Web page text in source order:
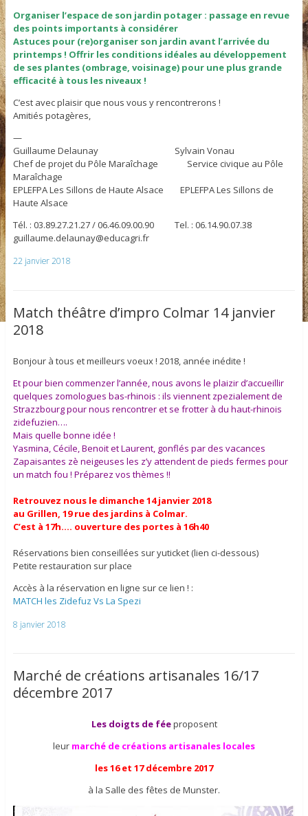
Organiser l’espace de son jardin potager : passage en revue
des points importants à considérer
Astuces pour (re)organiser son jardin avant l’arrivée du
printemps ! Offrir les conditions idéales au développement
de ses plantes (ombrage, voisinage) pour une plus grande
efficacité à tous les niveaux !
C’est avec plaisir que nous vous y rencontrerons !
Amitiés potagères,
—
Guillaume Delaunay Sylvain Vonau
Chef de projet du Pôle Maraîchage Service civique au Pôle
Maraîchage
EPLEFPA Les Sillons de Haute Alsace EPLEFPA Les Sillons de
Haute Alsace
Tél. : 03.89.27.21.27 / 06.46.09.00.90 Tel. : 06.14.90.07.38
guillaume.delaunay@educagri.fr
22 janvier 2018
Match théâtre d’impro Colmar 14 janvier
2018
Bonjour à tous et meilleurs voeux ! 2018, année inédite !
Et pour bien commenzer l’année, nous avons le plaizir d’accueillir
quelques zomologues bas-rhinois : ils viennent zpezialement de
Strazzbourg pour nous rencontrer et se frotter à du haut-rhinois
zidefuzien….
Mais quelle bonne idée !
Yasmina, Cécile, Benoit et Laurent, gonflés par des vacances
Zapaisantes zè neigeuses les z’y attendent de pieds fermes pour
un match fou ! Préparez vos thèmes !!
Retrouvez nous le dimanche 14 janvier 2018
au Grillen, 19 rue des jardins à Colmar.
C’est à 17h…. ouverture des portes à 16h40
Réservations bien conseillées sur yuticket (lien ci-dessous)
Petite restauration sur place
Accès à la réservation en ligne sur ce lien ! :
MATCH les Zidefuz Vs La Spezi
8 janvier 2018
Marché de créations artisanales 16/17
décembre 2017
Les doigts de féeproposent
leur marché de créations artisanales locales
les 16 et 17 décembre 2017
à la Salle des fêtes de Munster.